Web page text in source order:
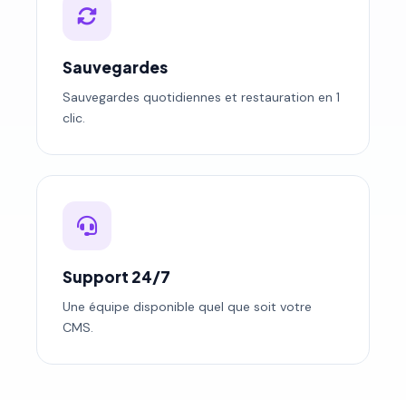
Sauvegardes
Sauvegardes quotidiennes et restauration en 1
clic.
Support 24/7
Une équipe disponible quel que soit votre
CMS.